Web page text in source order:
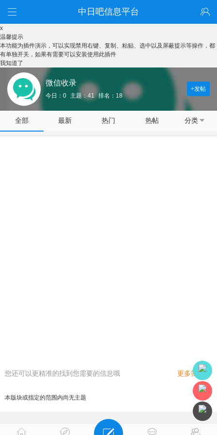
中日吧信息平台
x
温馨提示
本功能为插件演示，可以实现禁用右键、复制、粘贴、选中以及屏蔽提示等操作，都
有单独开关，如果有需要可以安装使用此插件
我知道了
微信收录
今日：0 主题：41 排名：18
+发帖
全部 最新 热门 热帖 分类
您还可以更精准的找到您需要的信息哦 更多筛选
本版块或指定的范围内尚无主题